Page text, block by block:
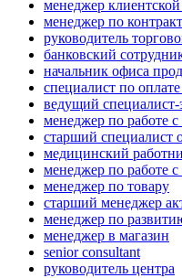
менеджер
менеджер по
руководитель
банковский
начальник офиса
специалист по оплате
ведущий специалист-
менеджер по работе
старший специалист
медицинский
менеджер по работе
менеджер по товару
старший менеджер
менеджер по
менеджер в магазин
senior consultant
руководитель центра